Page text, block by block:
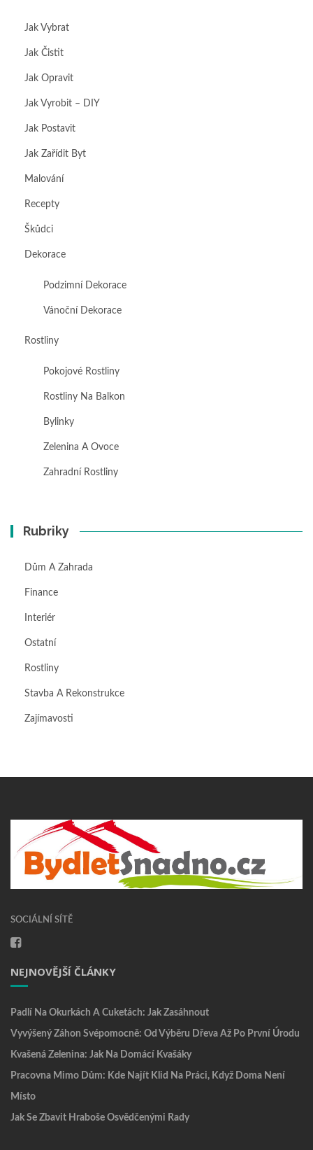
Jak Vybrat
Jak Čistit
Jak Opravit
Jak Vyrobit – DIY
Jak Postavit
Jak Zařídit Byt
Malování
Recepty
Škůdci
Dekorace
Podzimní Dekorace
Vánoční Dekorace
Rostliny
Pokojové Rostliny
Rostliny Na Balkon
Bylinky
Zelenina A Ovoce
Zahradní Rostliny
Rubriky
Dům A Zahrada
Finance
Interiér
Ostatní
Rostliny
Stavba A Rekonstrukce
Zajímavosti
SOCIÁLNÍ SÍTĚ
NEJNOVĚJŠÍ ČLÁNKY
Padlí Na Okurkách A Cuketách: Jak Zasáhnout
Vyvýšený Záhon Svépomocně: Od Výběru Dřeva Až Po První Úrodu
Kvašená Zelenina: Jak Na Domácí Kvašáky
Pracovna Mimo Dům: Kde Najít Klid Na Práci, Když Doma Není
Místo
Jak Se Zbavit Hraboše Osvědčenými Rady